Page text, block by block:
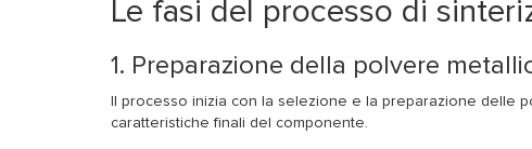
Le fasi del processo di
1. Preparazione della polvere
Il processo inizia con la selezione e la preparazione delle
caratteristiche finali del componente.